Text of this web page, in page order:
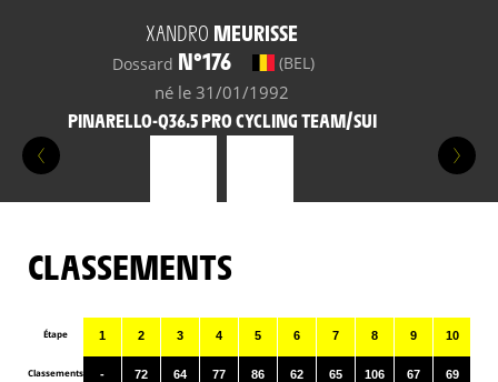
XANDRO MEURISSE
Dossard N°176 (BEL)
né le 31/01/1992
PINARELLO-Q36.5 PRO CYCLING TEAM/SUI
CLASSEMENTS
Étape
Classements
1
-
2
72
3
64
4
77
5
86
6
62
7
65
8
106
9
67
10
69